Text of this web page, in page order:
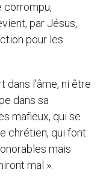
corrompu,
par Jésus,
pour les
dans l’âme, ni être
dans sa
mafieux, qui se
chrétien, qui font
mais
mal ».